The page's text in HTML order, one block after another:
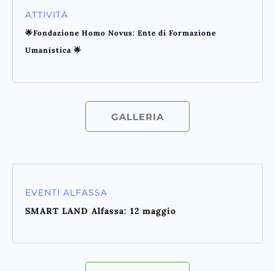
ATTIVITÀ
🌟Fondazione Homo Novus: Ente di Formazione
Umanistica 🌟
GALLERIA
EVENTI ALFASSA
SMART LAND Alfassa: 12 maggio